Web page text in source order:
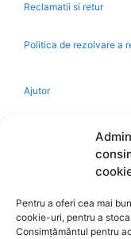
Pentru a oferi cea mai
cookie-uri, pentru a
Consimțământul pentru
Reclamatii si retur
Politica de rezolvare a
Ajutor
Identificare firma
Retragere din contract